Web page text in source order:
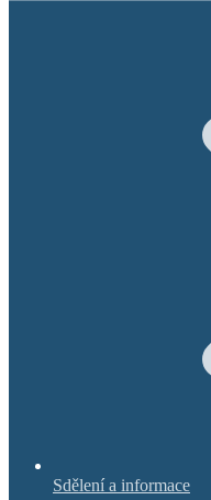
Sdělení a informace